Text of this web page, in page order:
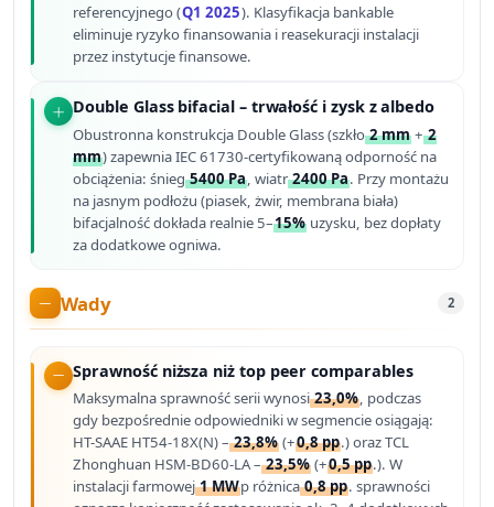
referencyjnego (Q1 2025). Klasyfikacja bankable
eliminuje ryzyko finansowania i reasekuracji instalacji
przez instytucje finansowe.
Double Glass bifacial – trwałość i zysk z albedo
Obustronna konstrukcja Double Glass (szkło2 mm +2
mm) zapewnia IEC 61730-certyfikowaną odporność na
obciążenia: śnieg5400 Pa, wiatr2400 Pa. Przy montażu
na jasnym podłożu (piasek, żwir, membrana biała)
bifacjalność dokłada realnie 5–15% uzysku, bez dopłaty
za dodatkowe ogniwa.
Wady 2
Sprawność niższa niż top peer comparables
Maksymalna sprawność serii wynosi23,0%, podczas
gdy bezpośrednie odpowiedniki w segmencie osiągają:
HT-SAAE HT54-18X(N) –23,8% (+0,8 pp.) oraz TCL
Zhonghuan HSM-BD60-LA –23,5% (+0,5 pp.). W
instalacji farmowej1 MWp różnica0,8 pp. sprawności